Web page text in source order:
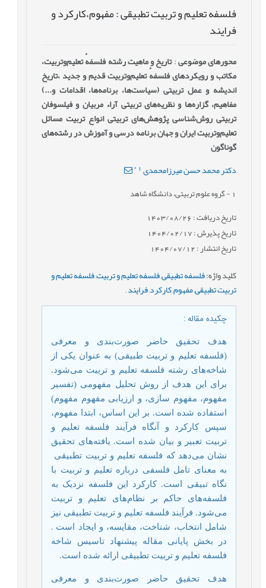
فلسفه تعلیم و تربیت تطبیقی : مفهوم،کارکرد و
فرایند
محورهای موضوعی:تاریخ و ماهیت رشته فلسفهٔ ‌تعلیم‌وتربیت،
مکاتب و رویکردهای فلسفهٔ ‌تعلیم‌وتربیت قدیم و جدید ،تاریخ
اندیشه و عمل تربیتی (سیاست‌ها، برنامه‌ها، اقدامات و...)
مفاهیم، گزاره‌ها و نظریه‌های تربیتی آراء مربیان و فیلسوفان
تربیتی روش‌شناسی پژوهش‌های تربیتی انواع تربیت مسائل
تعلیم‌وتربیت ایران و جهان برنامه درسی و آموزش در رشته‌های
گوناگون
دکتر محمد حسن میرزامحمدی *
- گروه علوم تربیتی، دانشگاه شاهد
تاریخ دریافت : 1403/08/26
تاریخ پذیرش : 1404/02/17
تاریخ انتشار : 1404/07/12
کلید واژه:فلسفه تطبیقی,فلسفه تعلیم و تربیت,فلسفه تعلیم و
تربیت تطبیقی,مفهوم,کارکرد,فرایند,
چکیده مقاله:
هدف تحقیق حاضر صورت‌بندی و معرفی
(فلسفه تعلیم و تربیت طبیقی) به عنوان یکی از
شاخه‌های رشته فلسفه تعلیم و تربیت می‌شود.
برای این هدف از روش تحلیل مفهومی (تفسیر
مفهوم، مفهوم سازی، و ارزیابی مفهوم مفهوم)
استفاده شده است. بر این اساس، ابتدا مفهوم،
سپس کارکرد و آنگاه فرآیند فلسفه تعلیم و
تربیت تعبیر و بیان شده است. یافته‌های تحقیق
نشان می‌دهد که فلسفه تعلیم و تربیت تطبیقی ​​
به معنای تامل فلسفی درباره تعلیم و تربیت با
نگاه تبیقی است. کارکرد این فلسفه نزدیک به
فلسفه‌های حاکم بر نظام‌های تعلیم و تربیت
می‌شود. فرآیند فلسفه تعلیم و تربیت تطبیقی ​​نیز
شامل انتخاب، شناخت، مقایسه، و ایجاد است
در بخش پایانی مقاله پیشنهاد تاسیس شاخه
فلسفه تعلیم و تربیت تطبیقی ​​ارائه شده است.
هدف تحقیق حاضر صورت‌بندی و معرفی